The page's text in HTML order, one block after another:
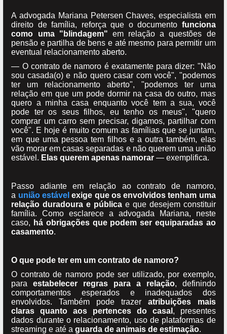
A advogada Mariana Petersen Chaves, especialista em
direito de família, reforça que o documento funciona
como uma "blindagem" em relação a questões de
pensão e partilha de bens e até mesmo para permitir um
eventual relacionamento aberto.
— O contrato de namoro é exatamente para dizer: "Não
sou casada(o) e não quero casar com você", "podemos
ter um relacionamento aberto", "podemos ter uma
relação em que um pode dormir na casa do outro, mas
quero a minha casa enquanto você tem a sua, você
pode ter os seus filhos, eu tenho os meus", "quero
comprar um carro sem precisar, digamos, partilhar com
você". E hoje é muito comum as famílias que se juntam,
em que uma pessoa tem filhos e a outra também, elas
vão morar em casas separadas e não querem uma união
estável. Elas querem apenas namorar — exemplifica.
Passo adiante em relação ao contrato de namoro,
a união estável exige que os envolvidos tenham uma
relação duradoura e pública e que desejem constituir
família. Como esclarece a advogada Mariana, neste
caso, há obrigações que podem ser equiparadas ao
casamento.
O que pode ter em um contrato de namoro?
O contrato de namoro pode ser utilizado, por exemplo,
paraestabelecer regras para a relação, definindo
comportamentos esperados e inadequados dos
envolvidos. Também pode trazer atribuições mais
claras quanto aos pertences do casal , presentes
dados durante o relacionamento, uso de plataformas de
streaming e até aguarda de animais de estimação.